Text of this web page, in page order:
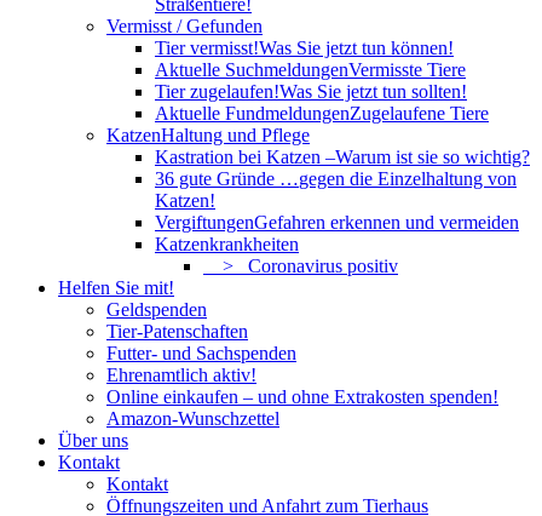
Straßentiere!
Vermisst / Gefunden
Tier vermisst!Was Sie jetzt tun können!
Aktuelle SuchmeldungenVermisste Tiere
Tier zugelaufen!Was Sie jetzt tun sollten!
Aktuelle FundmeldungenZugelaufene Tiere
KatzenHaltung und Pflege
Kastration bei Katzen –Warum ist sie so wichtig?
36 gute Gründe …gegen die Einzelhaltung von
Katzen!
VergiftungenGefahren erkennen und vermeiden
Katzenkrankheiten
> Coronavirus positiv
Helfen Sie mit!
Geldspenden
Tier-Patenschaften
Futter- und Sachspenden
Ehrenamtlich aktiv!
Online einkaufen – und ohne Extrakosten spenden!
Amazon-Wunschzettel
Über uns
Kontakt
Kontakt
Öffnungszeiten und Anfahrt zum Tierhaus